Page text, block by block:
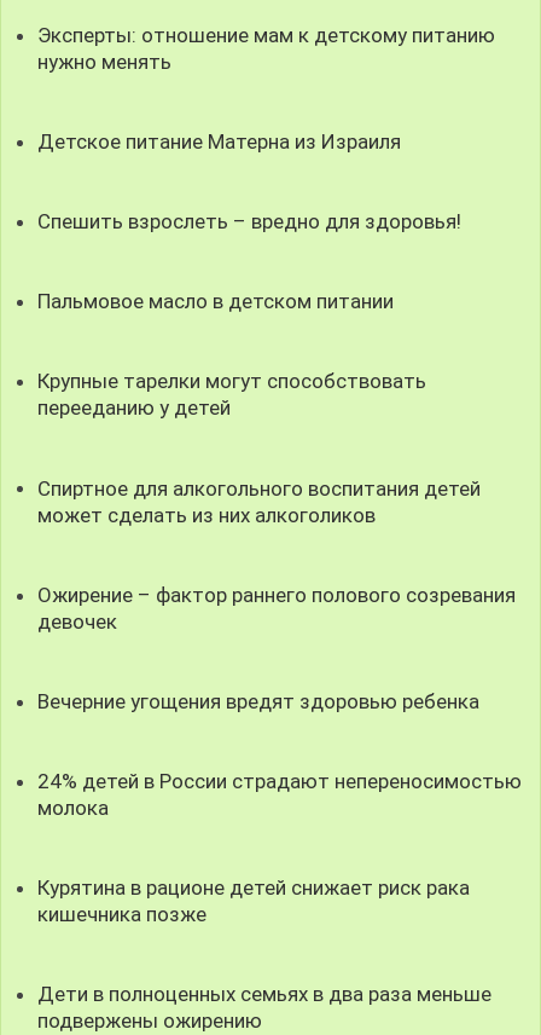
Эксперты: отношение мам к детскому питанию
нужно менять
Детское питание Матерна из Израиля
Спешить взрослеть – вредно для здоровья!
Пальмовое масло в детском питании
Крупные тарелки могут способствовать
перееданию у детей
Спиртное для алкогольного воспитания детей
может сделать из них алкоголиков
Ожирение – фактор раннего полового созревания
девочек
Вечерние угощения вредят здоровью ребенка
24% детей в России страдают непереносимостью
молока
Курятина в рационе детей снижает риск рака
кишечника позже
Дети в полноценных семьях в два раза меньше
подвержены ожирению